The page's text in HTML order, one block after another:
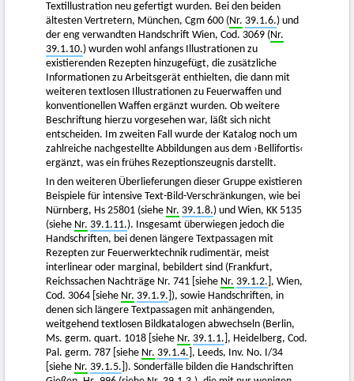
Textillustration neu gefertigt wurden. Bei den beiden
ältesten Vertretern, München, Cgm 600 (Nr. 39.1.6.) und
der eng verwandten Handschrift Wien, Cod. 3069 (Nr.
39.1.10.) wurden wohl anfangs Illustrationen zu
existierenden Rezepten hinzugefügt, die zusätzliche
Informationen zu Arbeitsgerät enthielten, die dann mit
weiteren textlosen Illustrationen zu Feuerwaffen und
konventionellen Waffen ergänzt wurden. Ob weitere
Beschriftung hierzu vorgesehen war, läßt sich nicht
entscheiden. Im zweiten Fall wurde der Katalog noch um
zahlreiche nachgestellte Abbildungen aus dem ›Bellifortis‹
ergänzt, was ein frühes Rezeptionszeugnis darstellt.
In den weiteren Überlieferungen dieser Gruppe existieren
Beispiele für intensive Text-Bild-Verschränkungen, wie bei
Nürnberg, Hs 25801 (siehe Nr. 39.1.8.) und Wien, KK 5135
(siehe Nr. 39.1.11.). Insgesamt überwiegen jedoch die
Handschriften, bei denen längere Textpassagen mit
Rezepten zur Feuerwerktechnik rudimentär, meist
interlinear oder marginal, bebildert sind (Frankfurt,
Reichssachen Nachträge Nr. 741 [siehe Nr. 39.1.2. ], Wien,
Cod. 3064 [siehe Nr. 39.1.9. ]), sowie Handschriften, in
denen sich längere Textpassagen mit anhängenden,
weitgehend textlosen Bildkatalogen abwechseln (Berlin,
Ms. germ. quart. 1018 [siehe Nr. 39.1.1. ], Heidelberg, Cod.
Pal. germ. 787 [siehe Nr. 39.1.4. ], Leeds, Inv. No. I/34
[siehe Nr. 39.1.5. ]). Sonderfälle bilden die Handschriften